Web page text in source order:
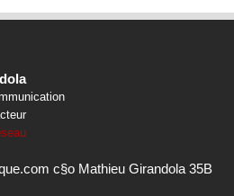
c§o Mathieu Girandola 35B